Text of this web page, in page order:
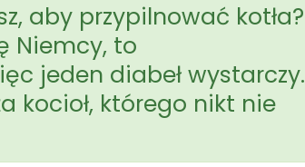
aby przypilnować kotła?
Niemcy, to
jeden diabeł wystarczy.
kocioł, którego nikt nie